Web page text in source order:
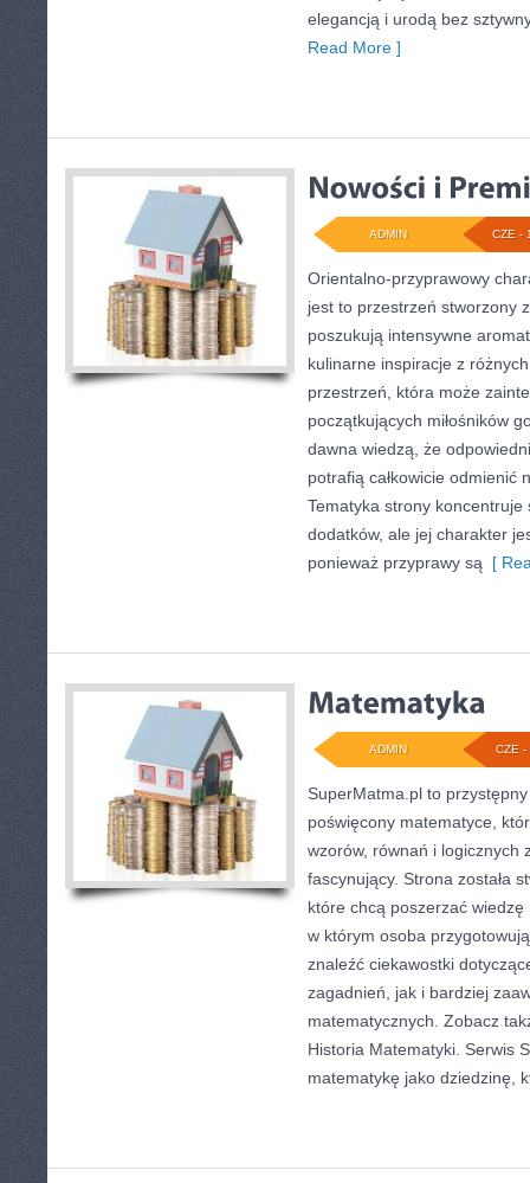
elegancją i urodą bez
Read More ]
CZE -
ADMIN
Orientalno-przyprawowy
jest to przestrzeń stworzony
poszukują intensywne
kulinarne inspiracje z
przestrzeń, która może
początkujących miłośników
dawna wiedzą, że
potrafią całkowicie odmienić
Tematyka strony koncentruje
dodatków, ale jej charakter
ponieważ przyprawy są [
CZE -
ADMIN
SuperMatma.pl to
poświęcony matematyce,
wzorów, równań i logicznych
fascynujący. Strona została
które chcą poszerzać
w którym osoba
znaleźć ciekawostki
zagadnień, jak i bardziej
matematycznych. Zobacz
Historia Matematyki. Serwis
matematykę jako dziedzinę,